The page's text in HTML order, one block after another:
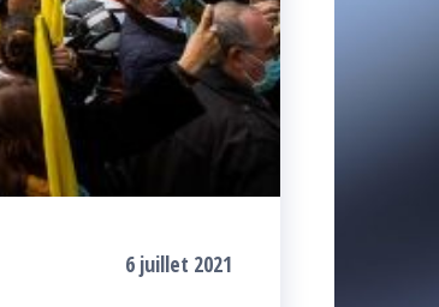
6 juillet 2021